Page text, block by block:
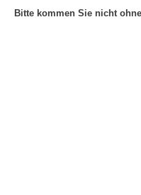
Bitte kommen Sie nicht